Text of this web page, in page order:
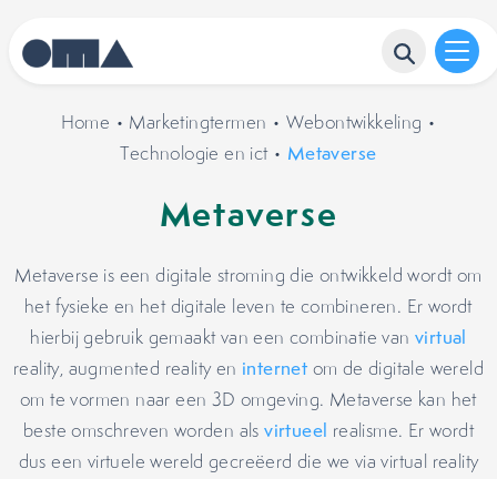
Home • Marketingtermen • Webontwikkeling •
Technologie en ict• Metaverse
Metaverse
Metaverse is een digitale stroming die ontwikkeld wordt om
het fysieke en het digitale leven te combineren. Er wordt
hierbij gebruik gemaakt van een combinatie van virtual
reality, augmented reality en internet om de digitale wereld
om te vormen naar een 3D omgeving. Metaverse kan het
beste omschreven worden alsvirtueel realisme. Er wordt
dus een virtuele wereld gecreëerd die we via virtual reality